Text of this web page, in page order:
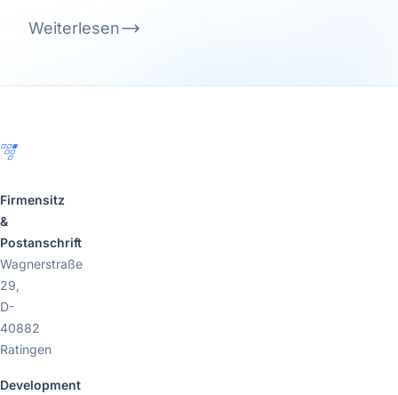
Weiterlesen
Firmensitz
&
Postanschrift
Wagnerstraße
29,
D-
40882
Ratingen
Development